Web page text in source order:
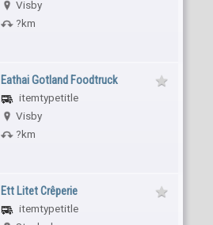
Visby
?km
Eathai Gotland Foodtruck
itemtypetitle
Visby
?km
Ett Litet Crêperie
itemtypetitle